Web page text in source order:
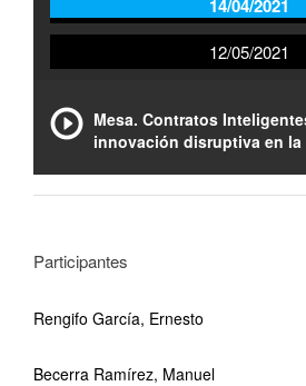
14/04/2021
12/05/2021
Mesa. Contratos
innovación disruptiva en
Participantes
Rengifo García, Ernesto
Becerra Ramírez, Manuel